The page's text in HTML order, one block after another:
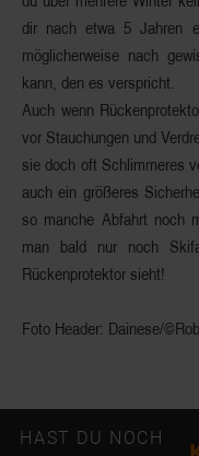
dir nach etwa 5 Jahren
möglicherweise nach
kann, den es verspricht.
Auch wenn
vor Stauchungen und
sie doch oft Schlimmeres
auch ein größeres
so manche Abfahrt noch
man bald nur noch
Rückenprotektor sieht!
Foto Header: Dainese/
HAST DU NOCH